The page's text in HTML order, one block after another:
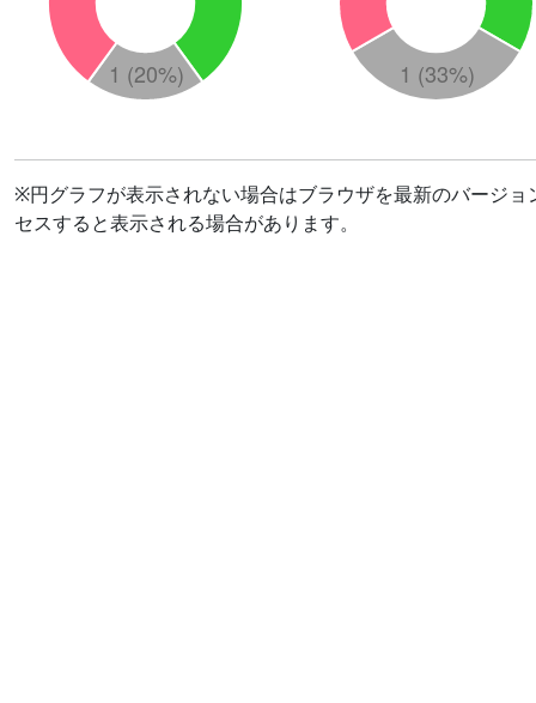
※円グラフが表示されない場合はブラウザを最新のバージ
セスすると表示される場合があります。